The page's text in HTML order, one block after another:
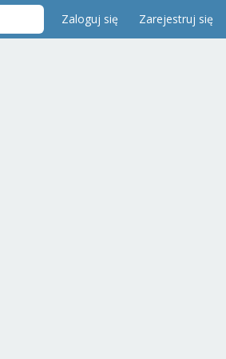
Zaloguj się Zarejestruj się